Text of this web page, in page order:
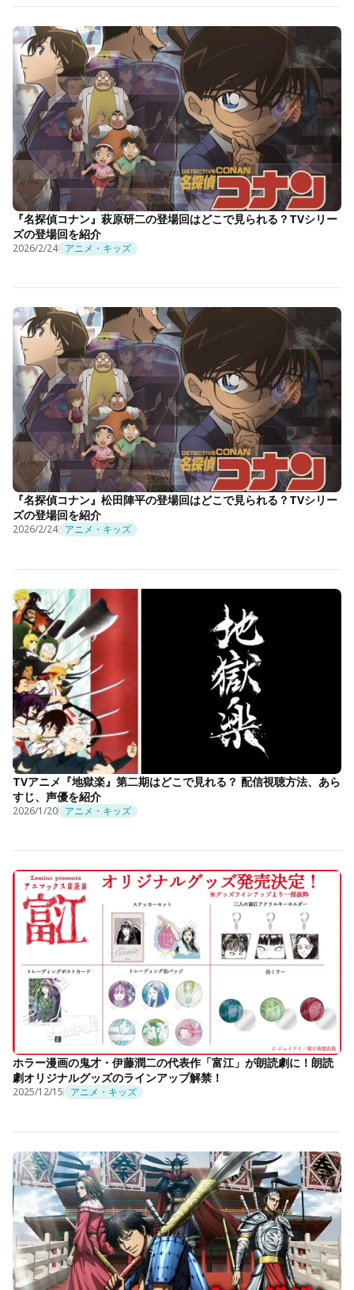
『名探偵コナン』萩原研二の登場回はどこで見られる？TVシリー
ズの登場回を紹介
2026/2/24 アニメ・キッズ
『名探偵コナン』松田陣平の登場回はどこで見られる？TVシリー
ズの登場回を紹介
2026/2/24 アニメ・キッズ
TVアニメ『地獄楽』第二期はどこで見れる？ 配信視聴方法、あら
すじ、声優を紹介
2026/1/20 アニメ・キッズ
ホラー漫画の鬼才・伊藤潤二の代表作「富江」が朗読劇に！朗読
劇オリジナルグッズのラインアップ解禁！
2025/12/15 アニメ・キッズ